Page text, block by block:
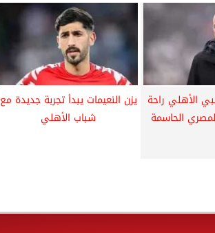
الأهلي راحة
الحاسمة
يزن النعيمات يبدأ تجربة جديدة مع
شباب الأهلي